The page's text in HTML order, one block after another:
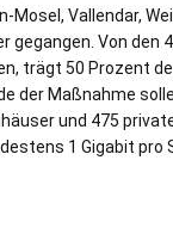
Vallendar,
Von den
trägt 50 Prozent
der Maßnahme
und 475
1 Gigabit pro